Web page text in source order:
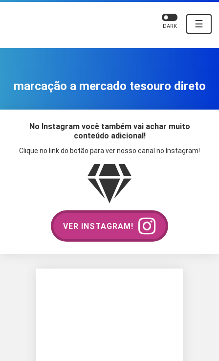
☰
DARK
marcação a mercado tesouro direto
No Instagram você também vai achar muito
conteúdo adicional!
Clique no link do botão para ver nosso canal no Instagram!
VER INSTAGRAM!